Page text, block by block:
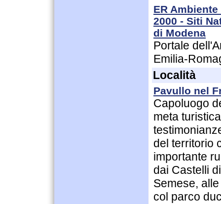
ER
2000 - Siti
di Modena
Portale
Emilia-
Località
Pavullo nel
Capoluogo
meta
del territorio
importante
dai Castelli
Semese,
col parco